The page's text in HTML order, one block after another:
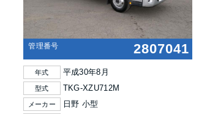
管理番号 2807041
年式 平成30年8月
型式 TKG-XZU712M
メーカー 日野 小型